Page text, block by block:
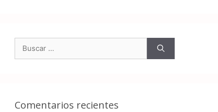
Comentarios recientes